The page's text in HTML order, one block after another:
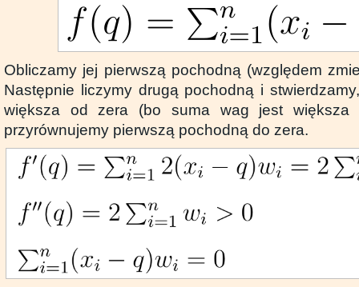
Obliczamy jej pierwszą pochodną (względem
Następnie liczymy drugą pochodną i
większa od zera (bo suma wag jest większa
przyrównujemy pierwszą pochodną do zera.